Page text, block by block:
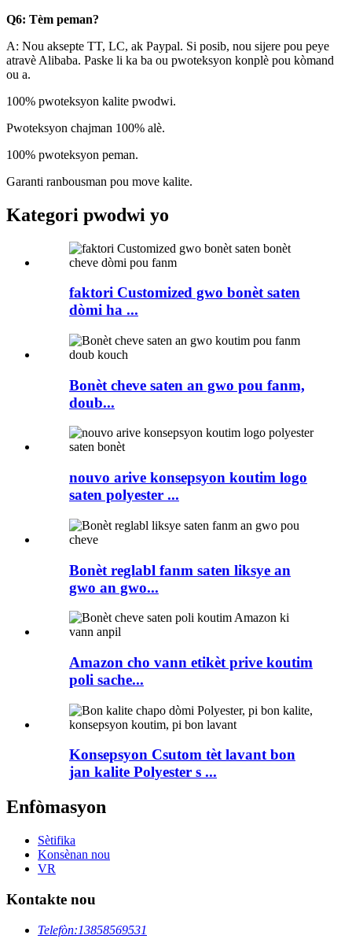
Q6: Tèm peman?
A: Nou aksepte TT, LC, ak Paypal. Si posib, nou sijere pou peye
atravè Alibaba. Paske li ka ba ou pwoteksyon konplè pou kòmand
ou a.
100% pwoteksyon kalite pwodwi.
Pwoteksyon chajman 100% alè.
100% pwoteksyon peman.
Garanti ranbousman pou move kalite.
Kategori pwodwi yo
faktori Customized gwo bonèt saten
dòmi ha ...
Bonèt cheve saten an gwo pou fanm,
doub...
nouvo arive konsepsyon koutim logo
saten polyester ...
Bonèt reglabl fanm saten liksye an
gwo an gwo...
Amazon cho vann etikèt prive koutim
poli sache...
Konsepsyon Csutom tèt lavant bon
jan kalite Polyester s ...
Enfòmasyon
Sètifika
Konsènan nou
VR
Kontakte nou
Telefòn:13858569531